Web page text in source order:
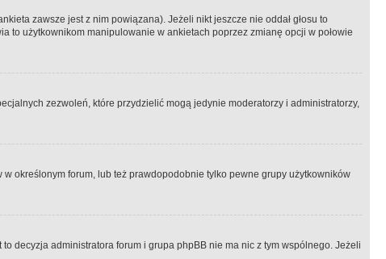
zawsze jest z nim powiązana). Jeżeli nikt jeszcze nie oddał głosu to
to użytkownikom manipulowanie w ankietach poprzez zmianę opcji w połowie
zezwoleń, które przydzielić mogą jedynie moderatorzy i administratorzy,
określonym forum, lub też prawdopodobnie tylko pewne grupy użytkowników
decyzja administratora forum i grupa phpBB nie ma nic z tym wspólnego. Jeżeli